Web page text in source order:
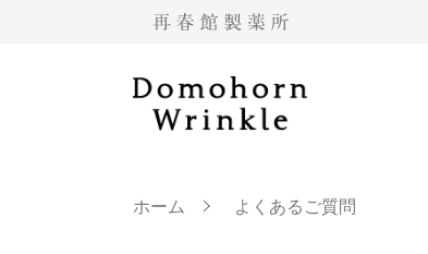
ホーム よくあるご質問